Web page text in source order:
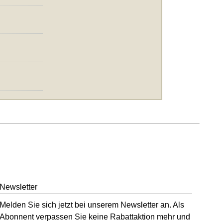
Newsletter
Melden Sie sich jetzt bei unserem Newsletter an. Als
Abonnent verpassen Sie keine Rabattaktion mehr und